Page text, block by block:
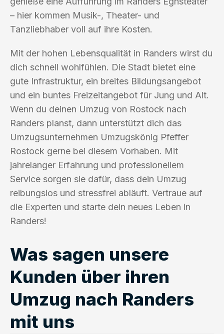
– hier kommen Musik-, Theater- und
Tanzliebhaber voll auf ihre Kosten.
Mit der hohen Lebensqualität in Randers wirst du
dich schnell wohlfühlen. Die Stadt bietet eine
gute Infrastruktur, ein breites Bildungsangebot
und ein buntes Freizeitangebot für Jung und Alt.
Wenn du deinen Umzug von Rostock nach
Randers planst, dann unterstützt dich das
Umzugsunternehmen Umzugskönig Pfeffer
Rostock gerne bei diesem Vorhaben. Mit
jahrelanger Erfahrung und professionellem
Service sorgen sie dafür, dass dein Umzug
reibungslos und stressfrei abläuft. Vertraue auf
die Experten und starte dein neues Leben in
Randers!
Was sagen unsere
Kunden über ihren
Umzug nach Randers
mit uns